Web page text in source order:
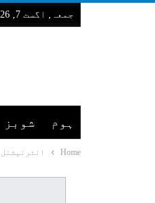
جمعہ, اگست 7, 2026
ہوم شوبز
Home انٹرنیشنل